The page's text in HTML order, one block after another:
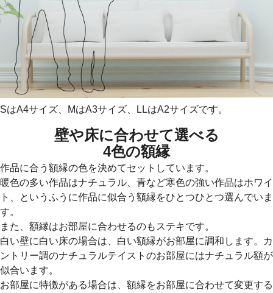
SはA4サイズ、MはA3サイズ、LLはA2サイズです。
壁や床に合わせて選べる
4色の額縁
作品に合う額縁の色を決めてセットしています。
暖色の多い作品はナチュラル、青など寒色の強い作品はホワイ
ト、というふうに作品に似合う額縁をひとつひとつ選んでいま
す。
また、額縁はお部屋に合わせるのもステキです。
白い壁に白い床の場合は、白い額縁がお部屋に調和します。カ
ントリー調のナチュラルテイストのお部屋にはナチュラル額が
似合います。
お部屋に特徴がある場合は、額縁をお部屋に合わせて変更する